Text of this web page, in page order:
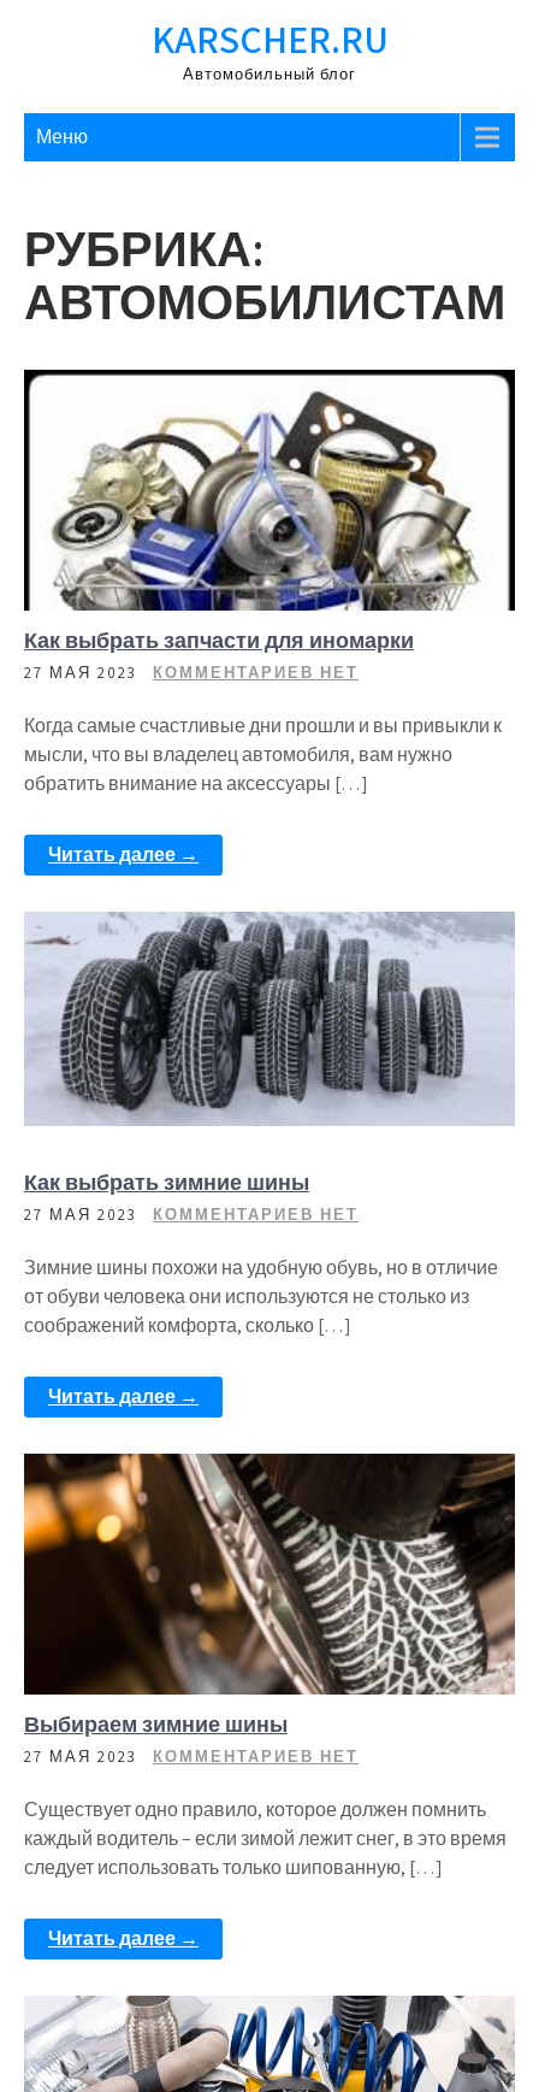
KARSCHER.RU
Автомобильный блог
Меню
РУБРИКА:
АВТОМОБИЛИСТАМ
Как выбрать запчасти для иномарки
27 МАЯ 2023 КОММЕНТАРИЕВ НЕТ
Когда самые счастливые дни прошли и вы привыкли к
мысли, что вы владелец автомобиля, вам нужно
обратить внимание на аксессуары […]
Читать далее →
Как выбрать зимние шины
27 МАЯ 2023 КОММЕНТАРИЕВ НЕТ
Зимние шины похожи на удобную обувь, но в отличие
от обуви человека они используются не столько из
соображений комфорта, сколько […]
Читать далее →
Выбираем зимние шины
27 МАЯ 2023 КОММЕНТАРИЕВ НЕТ
Существует одно правило, которое должен помнить
каждый водитель – если зимой лежит снег, в это время
следует использовать только шипованную, […]
Читать далее →